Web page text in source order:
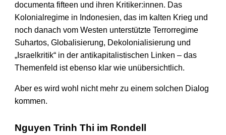
documenta fifteen und ihren Kritiker:­innen. Das
Kolonial­regime in Indonesien, das im kalten Krieg und
noch danach vom Westen unterstützte Terror­regime
Suhartos, Globali­sierung, Dekoloniali­sierung und
„Israel­kritik“ in der anti­kapitalistischen Linken – das
Themen­feld ist ebenso klar wie unüber­sichtlich.
Aber es wird wohl nicht mehr zu einem solchen Dialog
kommen.
Nguyen Trinh Thi im Rondell